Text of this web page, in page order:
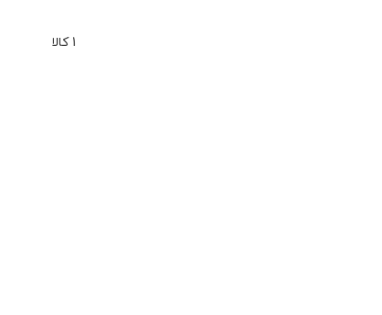
1 کالا